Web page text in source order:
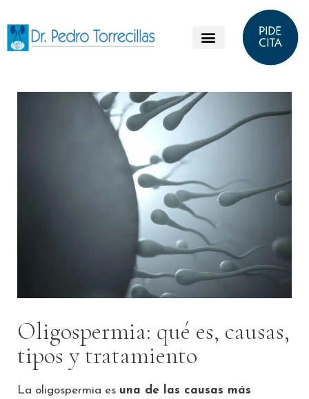
Oligospermia: qué es, causas,
tipos y tratamiento
La oligospermia es una de las causas más